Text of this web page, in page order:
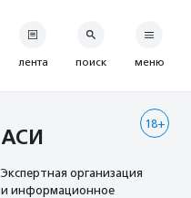
лента поиск меню
18+
АСИ
Экспертная организация
и информационное